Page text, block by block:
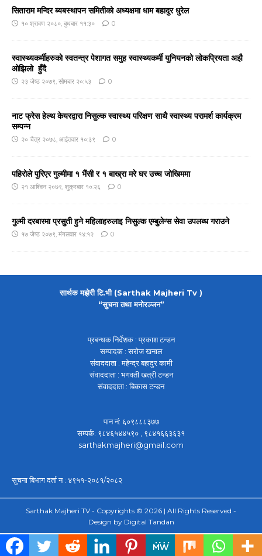
सिताराम मन्दिर ब्यबस्थापन समितीको अध्यक्षमा धाम बहादुर धुरेल
१० श्रावण २०८०, बुधबार ११:३० 0
स्वास्थ्यकर्मीहरुको स्वतन्त्र पेशागत समुह स्वास्थ्यकर्मी युनियनको लोकप्रियता अझै
ओझिलो हुँदै
२३ जेष्ठ २०७९, सोमबार २०:५३ 0
नाट फ्रेस हेल्थ केयरद्वारा निसुल्क स्वास्थ्य परिक्षण साथै स्वास्थ्य परामर्श कार्यक्रम
सम्पन्न
२० चैत्र २०७८, आईतवार १०:३९ 0
पहिरोले पुरिएर गुल्मीमा १ भैंसी र १ बाख्रा मरे घर उच्च जोखिममा
२१ आश्विन २०७९, शुक्रबार १०:२६ 0
गुल्मी दरबारमा प्रसुती हुने महिलाहरुलाइ निसुल्क एम्बुलेन्स सेवा उपलब्ध गराउने
१७ जेष्ठ २०७९, मंगलवार १४:१२ 0
सार्थक मझेरी टि.भी (Sarthak Majheri Tv )
“सुचना तथा मनोरञ्जन”
प्रबन्धक निर्देशक : प्रकाश टन्डन
सम्पादक : सरोज खनाल
संवाददाता : महेन्द्र बहादुर कामी
संवाददाता : भगवती खत्री टन्डन
संवाददाता : बिकास टन्डन
पान नं: ६०९८८८३७७
सम्पर्क: ९८४६५४४५९० , ९८४१६६३६३१
sarthakmajheri@gmail.com
सुचना बिभाग दर्ता न : ४९५१-२०८१/२०८२
Sarthak Majheri TV - Copyrights © 2026 | All Rights Reserved -
Design by Digital Tandan